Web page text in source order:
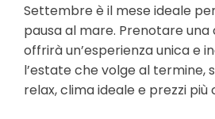
Settembre è il mese ideale
pausa al mare. Prenotare una
offrirà un’esperienza unica e
l’estate che volge al termine,
relax, clima ideale e prezzi più